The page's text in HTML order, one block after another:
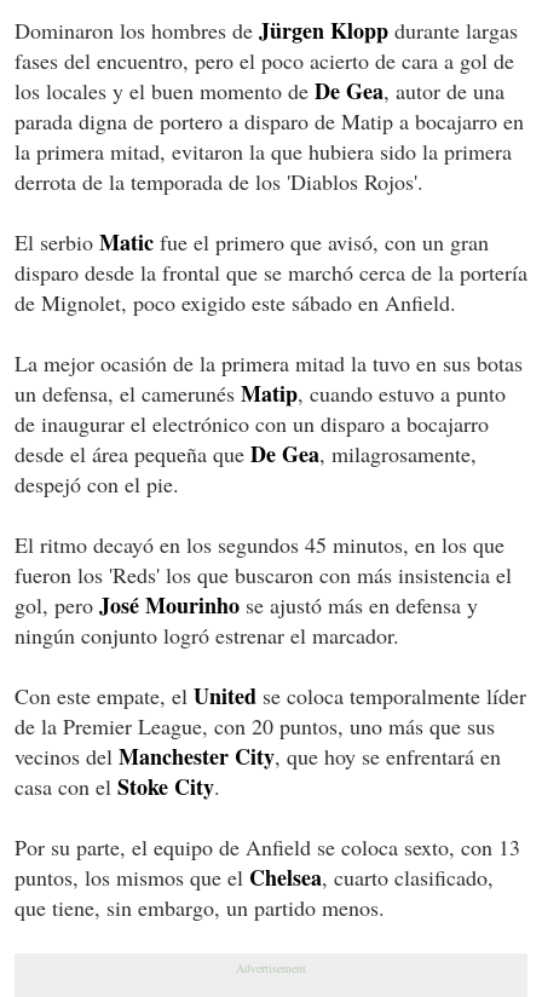
Dominaron los hombres de Jürgen Klopp durante largas
fases del encuentro, pero el poco acierto de cara a gol de
los locales y el buen momento de De Gea, autor de una
parada digna de portero a disparo de Matip a bocajarro en
la primera mitad, evitaron la que hubiera sido la primera
derrota de la temporada de los 'Diablos Rojos'.
El serbio Matic fue el primero que avisó, con un gran
disparo desde la frontal que se marchó cerca de la portería
de Mignolet, poco exigido este sábado en Anfield.
La mejor ocasión de la primera mitad la tuvo en sus botas
un defensa, el camerunés Matip, cuando estuvo a punto
de inaugurar el electrónico con un disparo a bocajarro
desde el área pequeña que De Gea, milagrosamente,
despejó con el pie.
El ritmo decayó en los segundos 45 minutos, en los que
fueron los 'Reds' los que buscaron con más insistencia el
gol, pero José Mourinho se ajustó más en defensa y
ningún conjunto logró estrenar el marcador.
Con este empate, el United se coloca temporalmente líder
de la Premier League, con 20 puntos, uno más que sus
vecinos del Manchester City, que hoy se enfrentará en
casa con el Stoke City.
Por su parte, el equipo de Anfield se coloca sexto, con 13
puntos, los mismos que el Chelsea, cuarto clasificado,
que tiene, sin embargo, un partido menos.